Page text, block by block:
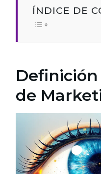
ÍNDICE DE
de